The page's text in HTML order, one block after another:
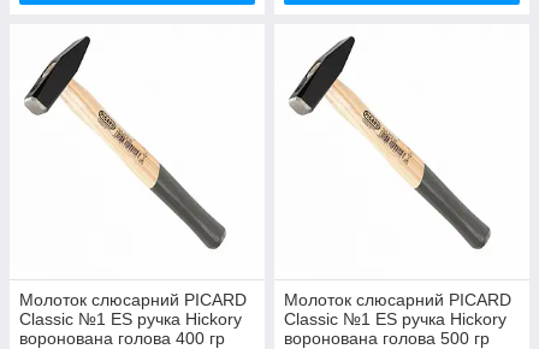
Молоток слюсарний PICARD
Classic №1 ES ручка Hickory
воронована голова 400 гр
Молоток слюсарний PICARD
Classic №1 ES ручка Hickory
воронована голова 500 гр